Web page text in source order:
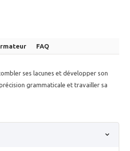
FAQ
ses lacunes et développer son
grammaticale et travailler sa